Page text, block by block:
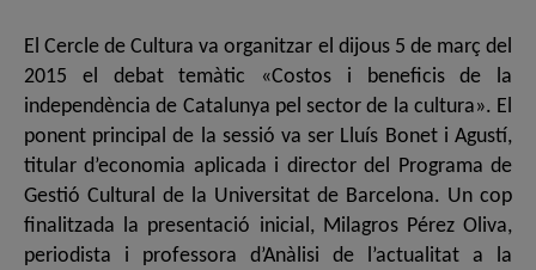
El Cercle de Cultura va organitzar el dijous 5 de març del
2015 el debat temàtic «Costos i beneficis de la
independència de Catalunya pel sector de la cultura». El
ponent principal de la sessió va ser Lluís Bonet i Agustí,
titular d’economia aplicada i director del Programa de
Gestió Cultural de la Universitat de Barcelona. Un cop
finalitzada la presentació inicial, Milagros Pérez Oliva,
periodista i professora d’Anàlisi de l’actualitat a la